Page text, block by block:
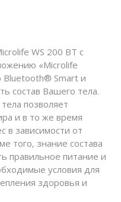
WS 200 BT с
«Microlife
Bluetooth® Smart и
состав Вашего тела.
позволяет
и в то же время
в зависимости от
того, знание состава
правильное питание и
условия для
здоровья и